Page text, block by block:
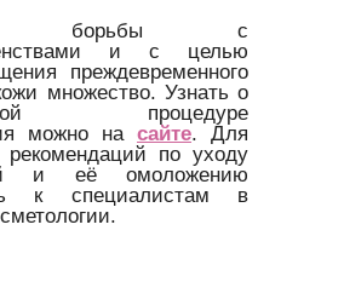
борьбы с
и с целью
преждевременного
множество. Узнать о
процедуре
можно на сайте. Для
рекомендаций по уходу
и её омоложению
к специалистам в